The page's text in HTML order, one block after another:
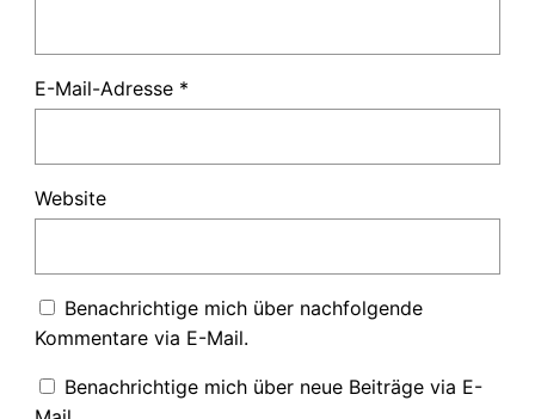
E-Mail-Adresse *
Website
Benachrichtige mich über nachfolgende
Kommentare via E-Mail.
Benachrichtige mich über neue Beiträge via E-